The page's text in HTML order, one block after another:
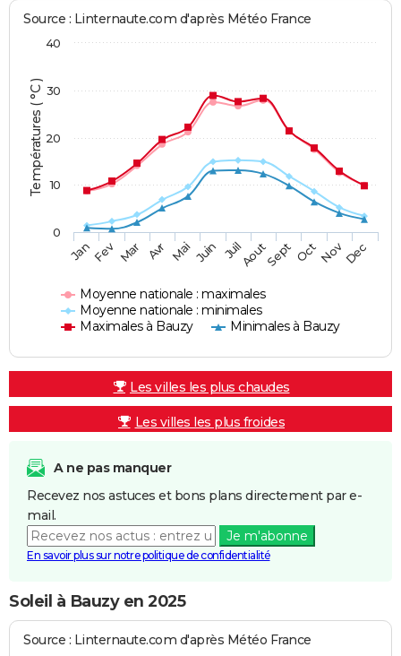
Températures ( °C )
Source : Linternaute.com d'après Météo France
Moyenne nationale : maximales
Moyenne nationale : minimales
Maximales à Bauzy
Minimales à Bauzy
JanFev Mar Avr Mai Juin JuilAoutSept OctNovDec
0
10
20
30
40
Les villes les plus chaudes
Les villes les plus froides
A ne pas manquer
Recevez nos astuces et bons plans directement par e-
mail.
Je m'abonne
En savoir plus sur notre politique de confidentialité
Soleil à Bauzy en 2025
Source : Linternaute.com d'après Météo France